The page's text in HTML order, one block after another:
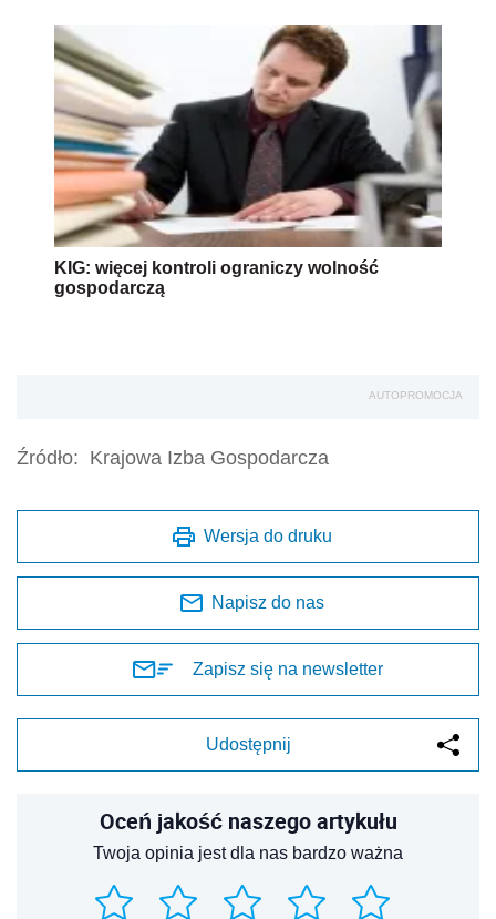
KIG: więcej kontroli ograniczy wolność
gospodarczą
AUTOPROMOCJA
Źródło: Krajowa Izba Gospodarcza
Wersja do druku
Napisz do nas
Zapisz się na newsletter
Udostępnij
Oceń jakość naszego artykułu
Twoja opinia jest dla nas bardzo ważna